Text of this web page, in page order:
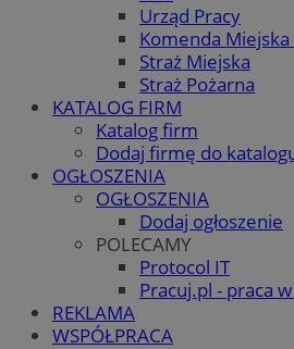
Urząd Pracy
Komenda Miejska
Straż Miejska
Straż Pożarna
KATALOG FIRM
Katalog firm
Dodaj firmę do
OGŁOSZENIA
OGŁOSZENIA
Dodaj ogłoszenie
POLECAMY
Protocol IT
Pracuj.pl - praca
REKLAMA
WSPÓŁPRACA